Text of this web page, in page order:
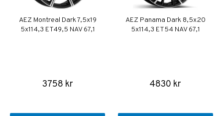
AEZ Montreal Dark 7,5x19
5x114,3 ET49,5 NAV 67,1
3758 kr
AEZ Panama Dark 8,5x20
5x114,3 ET54 NAV 67,1
4830 kr